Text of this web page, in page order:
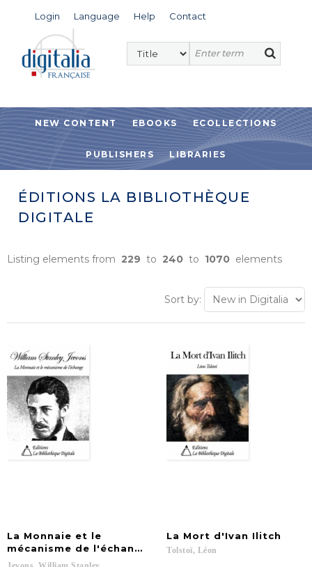
Login Language Help Contact
NEW CONTENT EBOOKS ECOLLECTIONS
PUBLISHERS LIBRARIES
ÉDITIONS LA BIBLIOTHÈQUE
DIGITALE
Listing elements from 229 to 240 to 1070 elements
Sort by:
La Monnaie et le
mécanisme de l'échange
La Mort d'Ivan Ilitch
Tolstoï, Léon